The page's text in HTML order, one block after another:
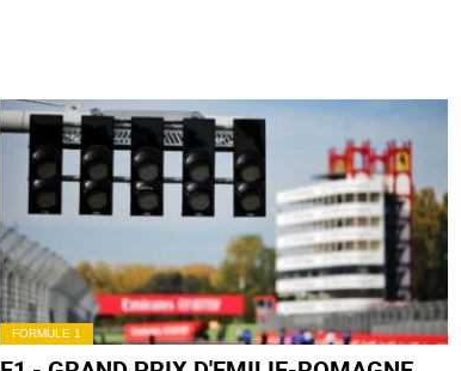
FORMULE 1